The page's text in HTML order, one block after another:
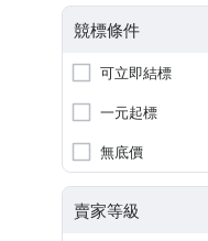
競標條件
可立即結標
一元起標
無底價
賣家等級